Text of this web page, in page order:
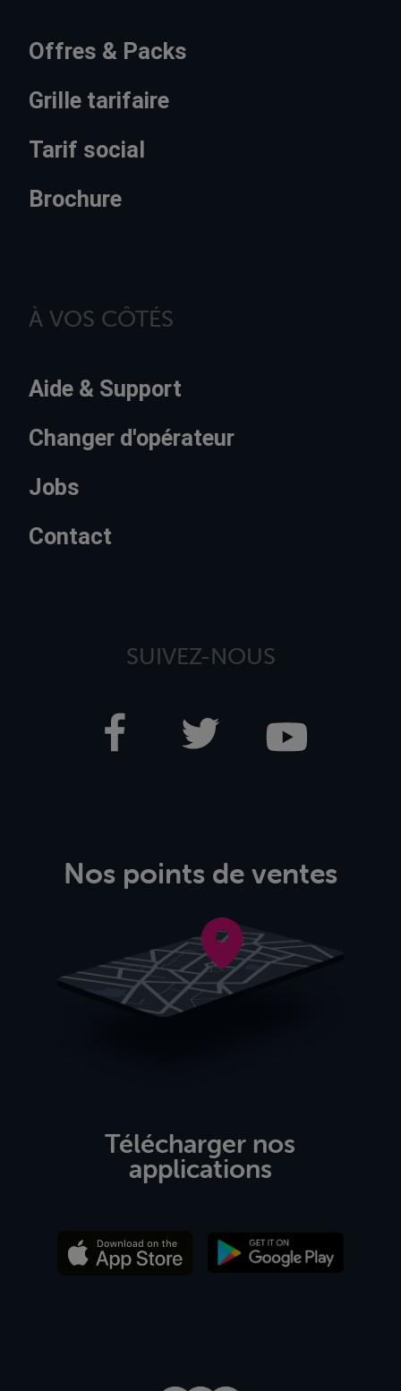
Offres & Packs
Grille tarifaire
Tarif social
Brochure
À VOS CÔTÉS
Aide & Support
Changer d'opérateur
Jobs
Contact
SUIVEZ-NOUS
Nos points de ventes
Télécharger nos
applications